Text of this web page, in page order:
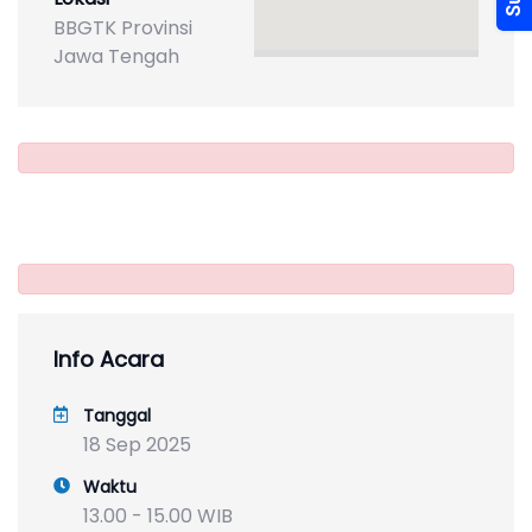
BBGTK Provinsi
Jawa Tengah
Info Acara
Tanggal
18 Sep 2025
Waktu
13.00 - 15.00 WIB